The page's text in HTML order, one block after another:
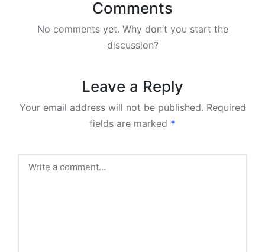
Comments
No comments yet. Why don’t you start the
discussion?
Leave a Reply
Your email address will not be published. Required
fields are marked *